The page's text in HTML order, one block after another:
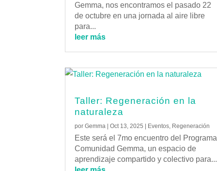
Gemma, nos encontramos el pasado 22
de octubre en una jornada al aire libre
para...
leer más
Taller: Regeneración en la
naturaleza
porGemma |Oct 13, 2025 Eventos, Regeneración
Este será el 7mo encuentro del Programa
Comunidad Gemma, un espacio de
aprendizaje compartido y colectivo para...